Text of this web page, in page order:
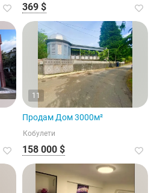
369 $
11
Продам Дом 3000м²
Кобулети
158 000 $